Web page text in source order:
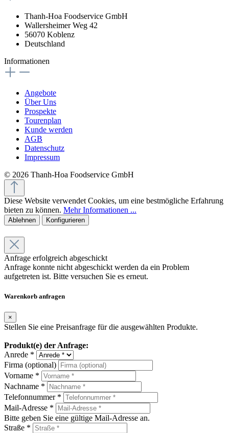
Thanh-Hoa Foodservice GmbH
Wallersheimer Weg 42
56070 Koblenz
Deutschland
Informationen
Angebote
Über Uns
Prospekte
Tourenplan
Kunde werden
AGB
Datenschutz
Impressum
© 2026 Thanh-Hoa Foodservice GmbH
Diese Website verwendet Cookies, um eine bestmögliche Erfahrung
bieten zu können. Mehr Informationen ...
Ablehnen Konfigurieren
Anfrage erfolgreich abgeschickt
Anfrage konnte nicht abgeschickt werden da ein Problem
aufgetreten ist. Bitte versuchen Sie es erneut.
Warenkorb anfragen
×
Stellen Sie eine Preisanfrage für die ausgewählten Produkte.
Produkt(e) der Anfrage:
Anrede *
Firma (optional)
Vorname *
Nachname *
Telefonnummer *
Mail-Adresse *
Bitte geben Sie eine gültige Mail-Adresse an.
Straße *